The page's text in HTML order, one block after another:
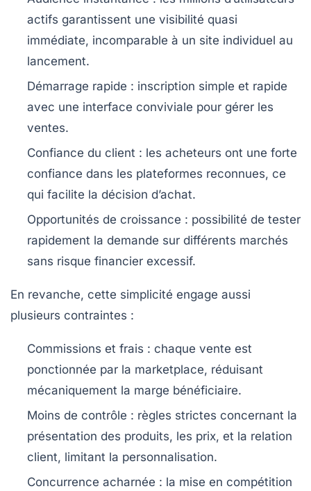
actifs garantissent une visibilité quasi
immédiate, incomparable à un site individuel au
lancement.
Démarrage rapide : inscription simple et rapide
avec une interface conviviale pour gérer les
ventes.
Confiance du client : les acheteurs ont une forte
confiance dans les plateformes reconnues, ce
qui facilite la décision d’achat.
Opportunités de croissance : possibilité de tester
rapidement la demande sur différents marchés
sans risque financier excessif.
En revanche, cette simplicité engage aussi
plusieurs contraintes :
Commissions et frais : chaque vente est
ponctionnée par la marketplace, réduisant
mécaniquement la marge bénéficiaire.
Moins de contrôle : règles strictes concernant la
présentation des produits, les prix, et la relation
client, limitant la personnalisation.
Concurrence acharnée : la mise en compétition